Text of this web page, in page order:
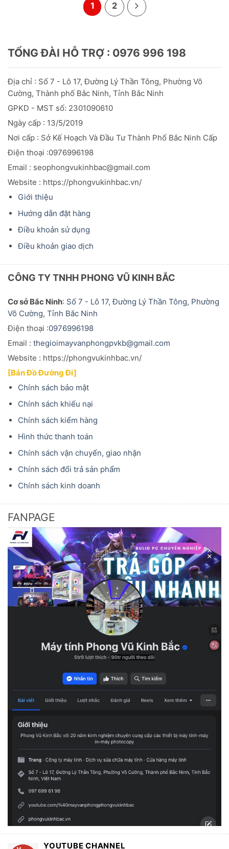
1 2
TỔNG ĐÀI HỖ TRỢ : 0976 996 198
Địa chỉ : Số 7 - Lô 17, Đường Lý Thần Tông, Phường Võ
Cường, Thành phố Bắc Ninh, Tỉnh Bắc Ninh
GPKD - MST số: 2301090610
Ngày cấp : 13/5/2019
Nơi cấp : Sở Kế Hoạch Và Đầu TưThành Phố Bắc Ninh Cấp
Điện thoại :0976996198
Email : seophongvukinhbac@gmail.com
Website : https://phongvukinhbac.vn/
Giới thiệu
Hướng dẫn đặt hàng
Điều khoản sử dụng
Điều khoản giao dịch
CÔNG TY TNHH PHONG VŨ KINH BẮC
Cơ sở Bắc Ninh: Số 7 - Lô 17, Đường Lý Thần Tông, Phường
Võ Cường, Tỉnh Bắc Ninh
Điện thoại :0976996198
Email : thegioimayvanphongpvkb@gmail.com
Website : https://phongvukinhbac.vn/
[Bản Đồ Đường Đi]
Chính sách bảo mật
Chính sách khiếu nại
Chính sách kiểm hàng
Hình thức thanh toán
Chính sách vận chuyển, giao nhận
Chính sách đổi trả sản phẩm
Chính sách kinh doanh
FANPAGE
YOUTUBE CHANNEL